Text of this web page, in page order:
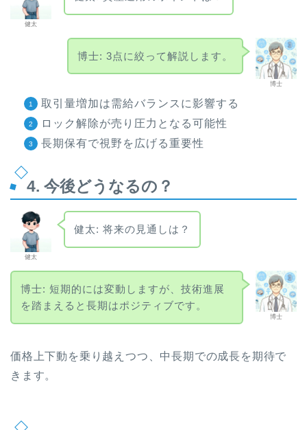
健太
博士
博士: 3点に絞って解説します。
取引量増加は需給バランスに影響する
ロック解除が売り圧力となる可能性
長期保有で視野を広げる重要性
4. 今後どうなるの？
健太
健太: 将来の見通しは？
博士
博士: 短期的には変動しますが、技術進展
を踏まえると長期はポジティブです。
価格上下動を乗り越えつつ、中長期での成長を期待で
きます。